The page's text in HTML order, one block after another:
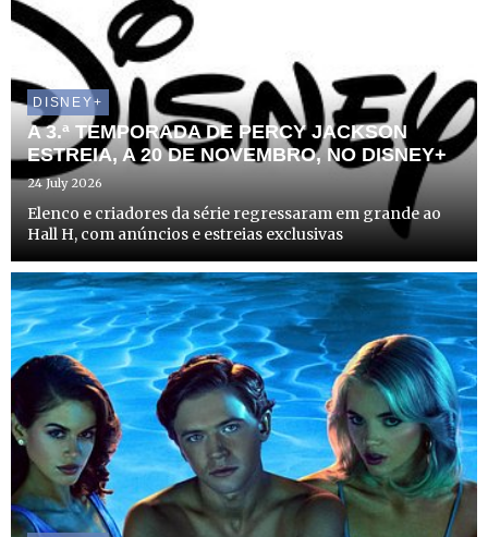
DISNEY+
A 3.ª TEMPORADA DE PERCY JACKSON
ESTREIA, A 20 DE NOVEMBRO, NO DISNEY+
24 July 2026
Elenco e criadores da série regressaram em grande ao
Hall H, com anúncios e estreias exclusivas